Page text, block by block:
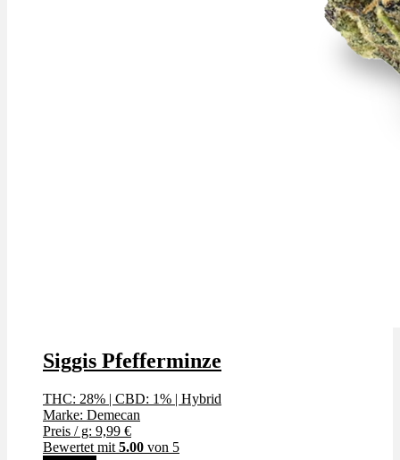
Siggis Pfefferminze
THC: 28% | CBD: 1% | Hybrid
Marke: Demecan
Preis / g: 9,99 €
Bewertet mit 5.00 von 5